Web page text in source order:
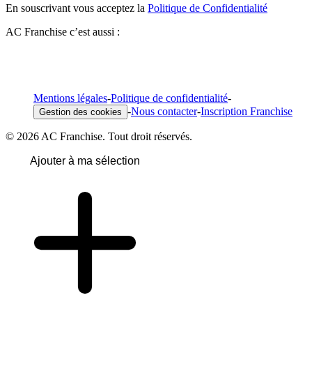
En souscrivant vous acceptez la Politique de Confidentialité
AC Franchise c’est aussi :
Mentions légales-Politique de confidentialité-
Gestion des cookies -Nous contacter-Inscription Franchise
© 2026 AC Franchise. Tout droit réservés.
Ajouter à ma sélection